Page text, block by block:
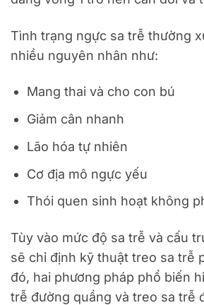
Tình trạng ngực sa trễ thường
nhiều nguyên nhân như:
Mang thai và cho con bú
Giảm cân nhanh
Lão hóa tự nhiên
Cơ địa mô ngực yếu
Thói quen sinh hoạt không
Tùy vào mức độ sa trễ và cấu
sẽ chỉ định kỹ thuật treo sa trễ
đó, hai phương pháp phổ biến
trễ đường quầng và treo sa trễ